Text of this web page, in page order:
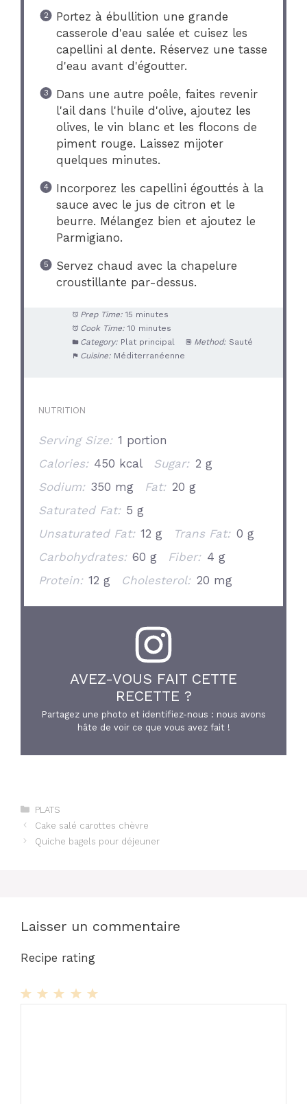
Portez à ébullition une grande
casserole d'eau salée et cuisez les
capellini al dente. Réservez une tasse
d'eau avant d'égoutter.
Dans une autre poêle, faites revenir
l'ail dans l'huile d'olive, ajoutez les
olives, le vin blanc et les flocons de
piment rouge. Laissez mijoter
quelques minutes.
Incorporez les capellini égouttés à la
sauce avec le jus de citron et le
beurre. Mélangez bien et ajoutez le
Parmigiano.
Servez chaud avec la chapelure
croustillante par-dessus.
Prep Time: 15 minutes
Cook Time: 10 minutes
Category: Plat principal Method: Sauté
Cuisine: Méditerranéenne
NUTRITION
Serving Size: 1 portion
Calories: 450 kcal Sugar: 2 g
Sodium: 350 mg Fat: 20 g
Saturated Fat: 5 g
Unsaturated Fat: 12 g Trans Fat: 0 g
Carbohydrates: 60 g Fiber: 4 g
Protein: 12 g Cholesterol: 20 mg
AVEZ-VOUS FAIT CETTE
RECETTE ?
Partagez une photo et identifiez-nous : nous avons
hâte de voir ce que vous avez fait !
Catégories
PLATS
Cake salé carottes chèvre
Quiche bagels pour déjeuner
Laisser un commentaire
Recipe rating